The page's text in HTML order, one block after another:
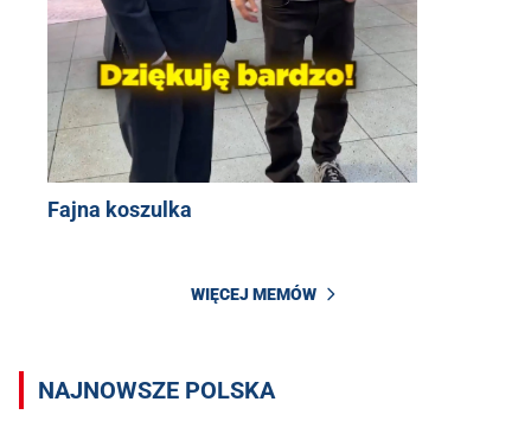
Fajna koszulka
WIĘCEJ MEMÓW
NAJNOWSZE POLSKA